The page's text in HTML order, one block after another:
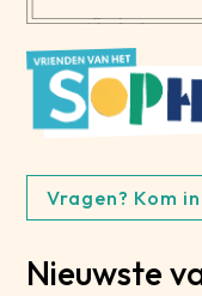
Vragen? Kom
Nieuwste